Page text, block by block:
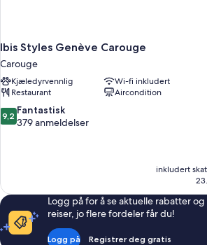
Ibis Styles Genève Carouge
Carouge
Kjæledyrvennlig
Wi-fi inkludert
Restaurant
Aircondition
9.2
av
9,2 Fantastisk
379 anmeldelser
inkludert
Logg på for å se aktuelle rabatter
reiser, jo flere fordeler får du!
Logg på Registrer deg gratis